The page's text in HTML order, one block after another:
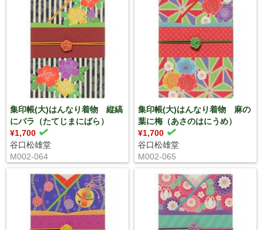
集印帳(大)はんなり着物 縦縞
にバラ（たてじまにばら）
¥1,700
谷口松雄堂
M002-064
集印帳(大)はんなり着物 麻の
葉に梅（あさのはにうめ）
¥1,700
谷口松雄堂
M002-065